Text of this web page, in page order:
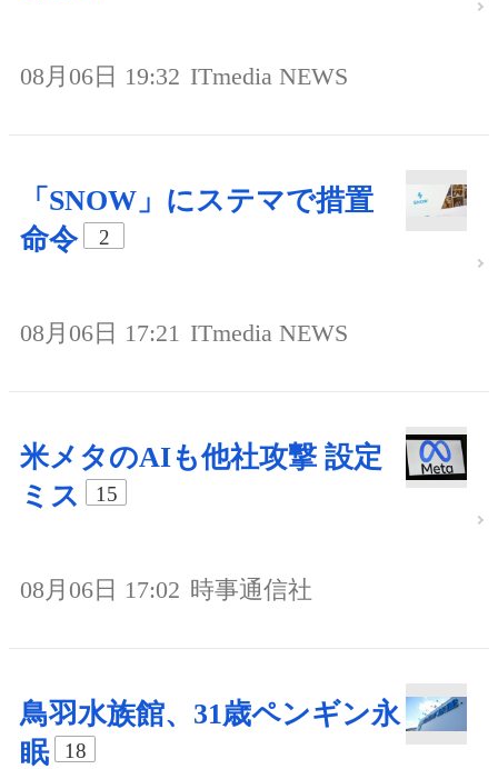
08月06日 19:32 ITmedia NEWS
「SNOW」にステマで措置
命令
2
08月06日 17:21 ITmedia NEWS
米メタのAIも他社攻撃 設定
ミス
15
08月06日 17:02 時事通信社
鳥羽水族館、31歳ペンギン永
眠
18